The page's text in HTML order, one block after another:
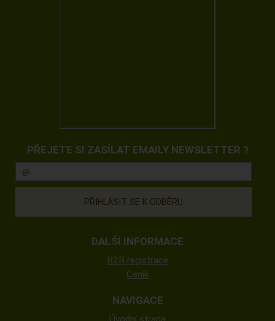
PŘEJETE SI ZASÍLAT EMAILY NEWSLETTER ?
DALŠÍ INFORMACE
B2B registrace
Ceník
NAVIGACE